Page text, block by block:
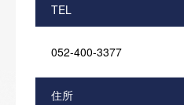
TEL
052-400-3377
住所